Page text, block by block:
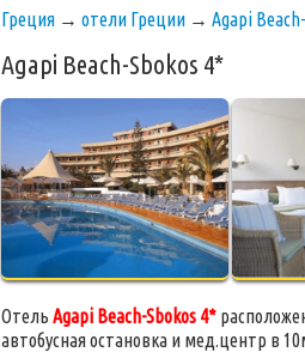
Греция → отели Греции → Agapi
Agapi Beach-Sbokos 4*
Отель Agapi Beach-Sbokos 4*
автобусная остановка и мед.центр в